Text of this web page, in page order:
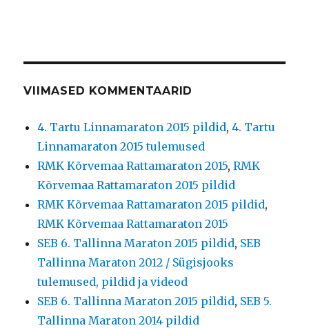
VIIMASED KOMMENTAARID
4. Tartu Linnamaraton 2015 pildid,4. Tartu
Linnamaraton 2015 tulemused
RMK Kõrvemaa Rattamaraton 2015,RMK
Kõrvemaa Rattamaraton 2015 pildid
RMK Kõrvemaa Rattamaraton 2015 pildid,
RMK Kõrvemaa Rattamaraton 2015
SEB 6. Tallinna Maraton 2015 pildid, SEB
Tallinna Maraton 2012 / Sügisjooks
tulemused, pildid ja videod
SEB 6. Tallinna Maraton 2015 pildid, SEB 5.
Tallinna Maraton 2014 pildid